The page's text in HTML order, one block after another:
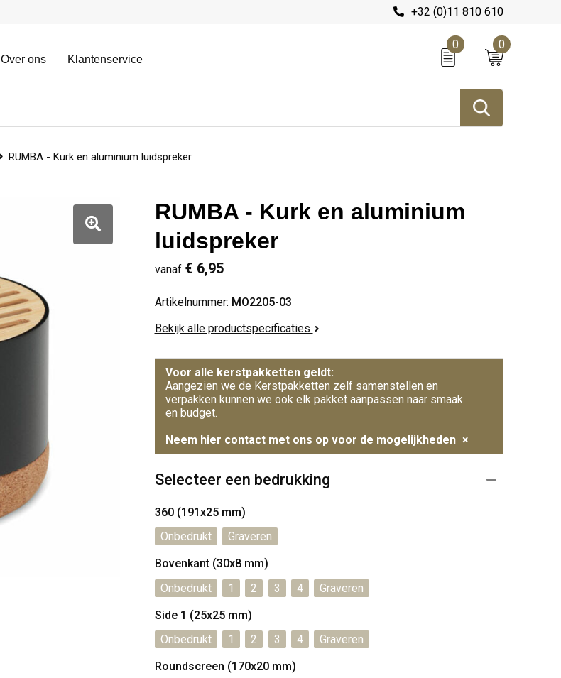
+32 (0)11 810 610
Over ons Klantenservice
0 0
RUMBA - Kurk en aluminium luidspreker
RUMBA - Kurk en aluminium
luidspreker
vanaf € 6,95
Artikelnummer: MO2205-03
Bekijk alle productspecificaties
Voor alle kerstpakketten geldt:
Aangezien we de Kerstpakketten zelf samenstellen en
verpakken kunnen we ook elk pakket aanpassen naar smaak
en budget.
Neem hier contact met ons op voor de mogelijkheden ×
Selecteer een bedrukking
360 (191x25 mm)
Onbedrukt
Graveren
Bovenkant (30x8 mm)
Onbedrukt
1 2 3 4
Graveren
Side 1 (25x25 mm)
Onbedrukt
1 2 3 4
Graveren
Roundscreen (170x20 mm)